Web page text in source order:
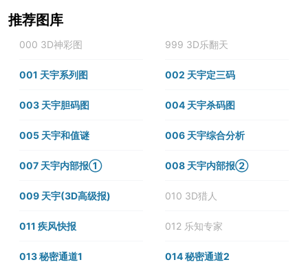
推荐图库
000 3D神彩图 999 3D乐翻天
001 天宇系列图 002 天宇定三码
003 天宇胆码图 004 天宇杀码图
005 天宇和值谜 006 天宇综合分析
007 天宇内部报① 008 天宇内部报②
009 天宇(3D高级报) 010 3D猎人
011 疾风快报 012 乐知专家
013 秘密通道1 014 秘密通道2